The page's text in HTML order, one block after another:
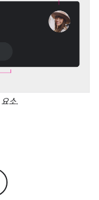
소.